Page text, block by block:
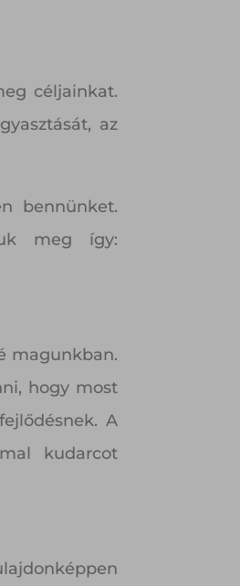
céljainkat.
az
bennünket.
meg így:
magunkban.
hogy most
A
kudarcot